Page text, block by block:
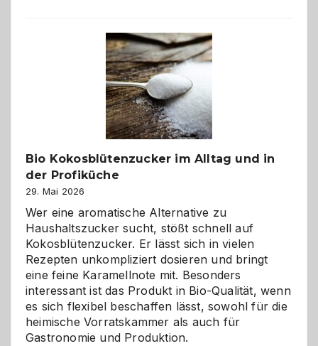
Freund
in
Gefahr
ist:
Brandschutz
für
Hunde
eigenen
Bio Kokosblütenzucker im Alltag und in
der Profiküche
29. Mai 2026
Wer eine aromatische Alternative zu
Haushaltszucker sucht, stößt schnell auf
Kokosblütenzucker. Er lässt sich in vielen
Rezepten unkompliziert dosieren und bringt
eine feine Karamellnote mit. Besonders
interessant ist das Produkt in Bio-Qualität, wenn
es sich flexibel beschaffen lässt, sowohl für die
heimische Vorratskammer als auch für
Gastronomie und Produktion.